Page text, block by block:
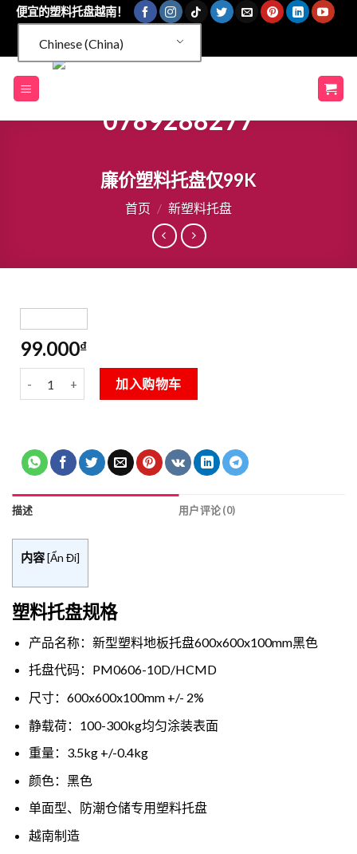
便宜的塑料托盘越南！
Chinese (China)
廉价塑料托盘仅99K
首页 / 新塑料托盘
99.000₫
Pallet Nhựa Giá Rẻ Chỉ 99K 数量
加入购物车
描述 用户评论 (0)
内容[Ẩn Đi]
塑料托盘规格
产品名称：新型塑料地板托盘600x600x100mm黑色
托盘代码：PM0606-10D/HCMD
尺寸：600x600x100mm +/- 2%
静载荷：100-300kg均匀涂装表面
重量：3.5kg +/-0.4kg
颜色：黑色
单面型、防潮仓储专用塑料托盘
越南制造